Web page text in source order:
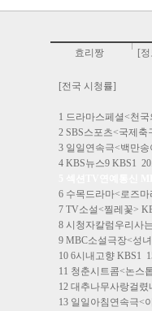
효리짱 [정
[전국 시청률]
1 드라마스페셜<천
2 SBS스포츠<국제
3 일일연속극<백만
4 KBS뉴스9 KBS1
6 수목드라마<로즈
7 TV소설<찔레꽃>
8 시청자칼럼우리사
9 MBC소설극장<성
10 6시내고향 KBS1
11 청춘시트콤<논스
12 대추나무사랑걸렸
13 일일아침연속극<